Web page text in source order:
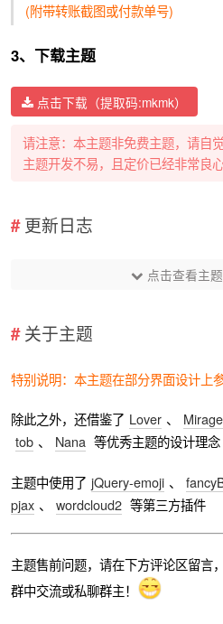
(附带转账截图或付款单号)
3、下载主题
点击下载（提取码:mkmk）
请注意：本主题非免费主题，请自
主题开发不易，且定价已经非常良
更新日志
点击查看主
关于主题
特别说明：本主题在部分界面设计上
除此之外，还借鉴了 Lover 、
tob 、 Nana 等优秀主题的设计理念
主题中使用了 jQuery-emoji 、
pjax 、 wordcloud2 等第三方插件
主题售前问题，请在下方评论区留言
群中交流或私聊群主！